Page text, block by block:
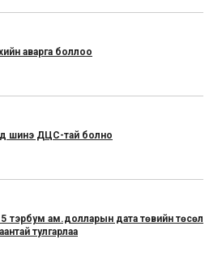
аварга боллоо
шинэ ДЦС-тай болно
тэрбум ам.долларын дата төвийн төсөл
тулгарлаа